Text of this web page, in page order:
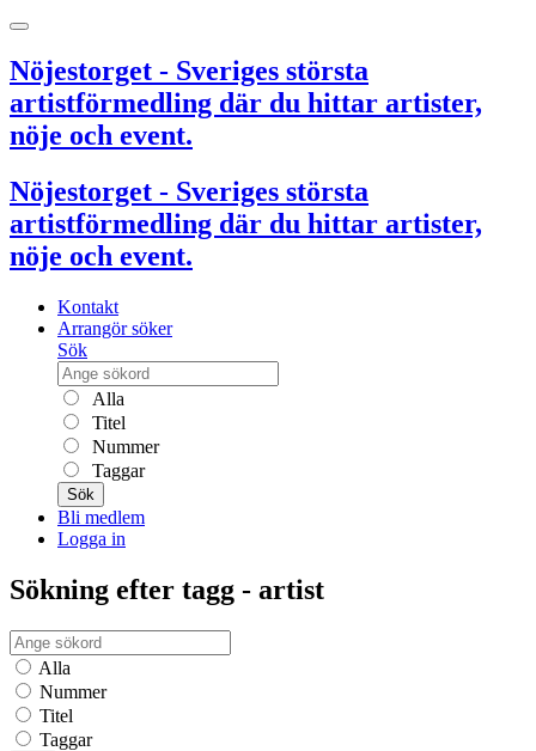
Nöjestorget - Sveriges största
artistförmedling där du hittar artister,
nöje och event.
Nöjestorget - Sveriges största
artistförmedling där du hittar artister,
nöje och event.
Kontakt
Arrangör söker
Sök
Alla
Titel
Nummer
Taggar
Sök
Bli medlem
Logga in
Sökning efter tagg - artist
Alla
Nummer
Titel
Taggar